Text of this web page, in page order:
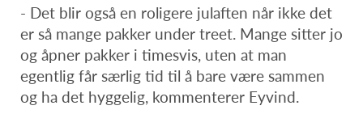
- Det blir også en roligere julaften når ikke det
er så mange pakker under treet. Mange sitter jo
og åpner pakker i timesvis, uten at man
egentlig får særlig tid til å bare være sammen
og ha det hyggelig, kommenterer Eyvind.